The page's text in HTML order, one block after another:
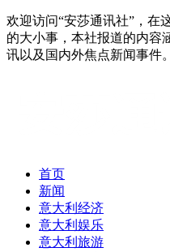
欢迎访问“安莎通讯社”，在
的大小事，本社报道的内容
讯以及国内外焦点新闻事件。
首页
新闻
意大利经济
意大利娱乐
意大利旅游